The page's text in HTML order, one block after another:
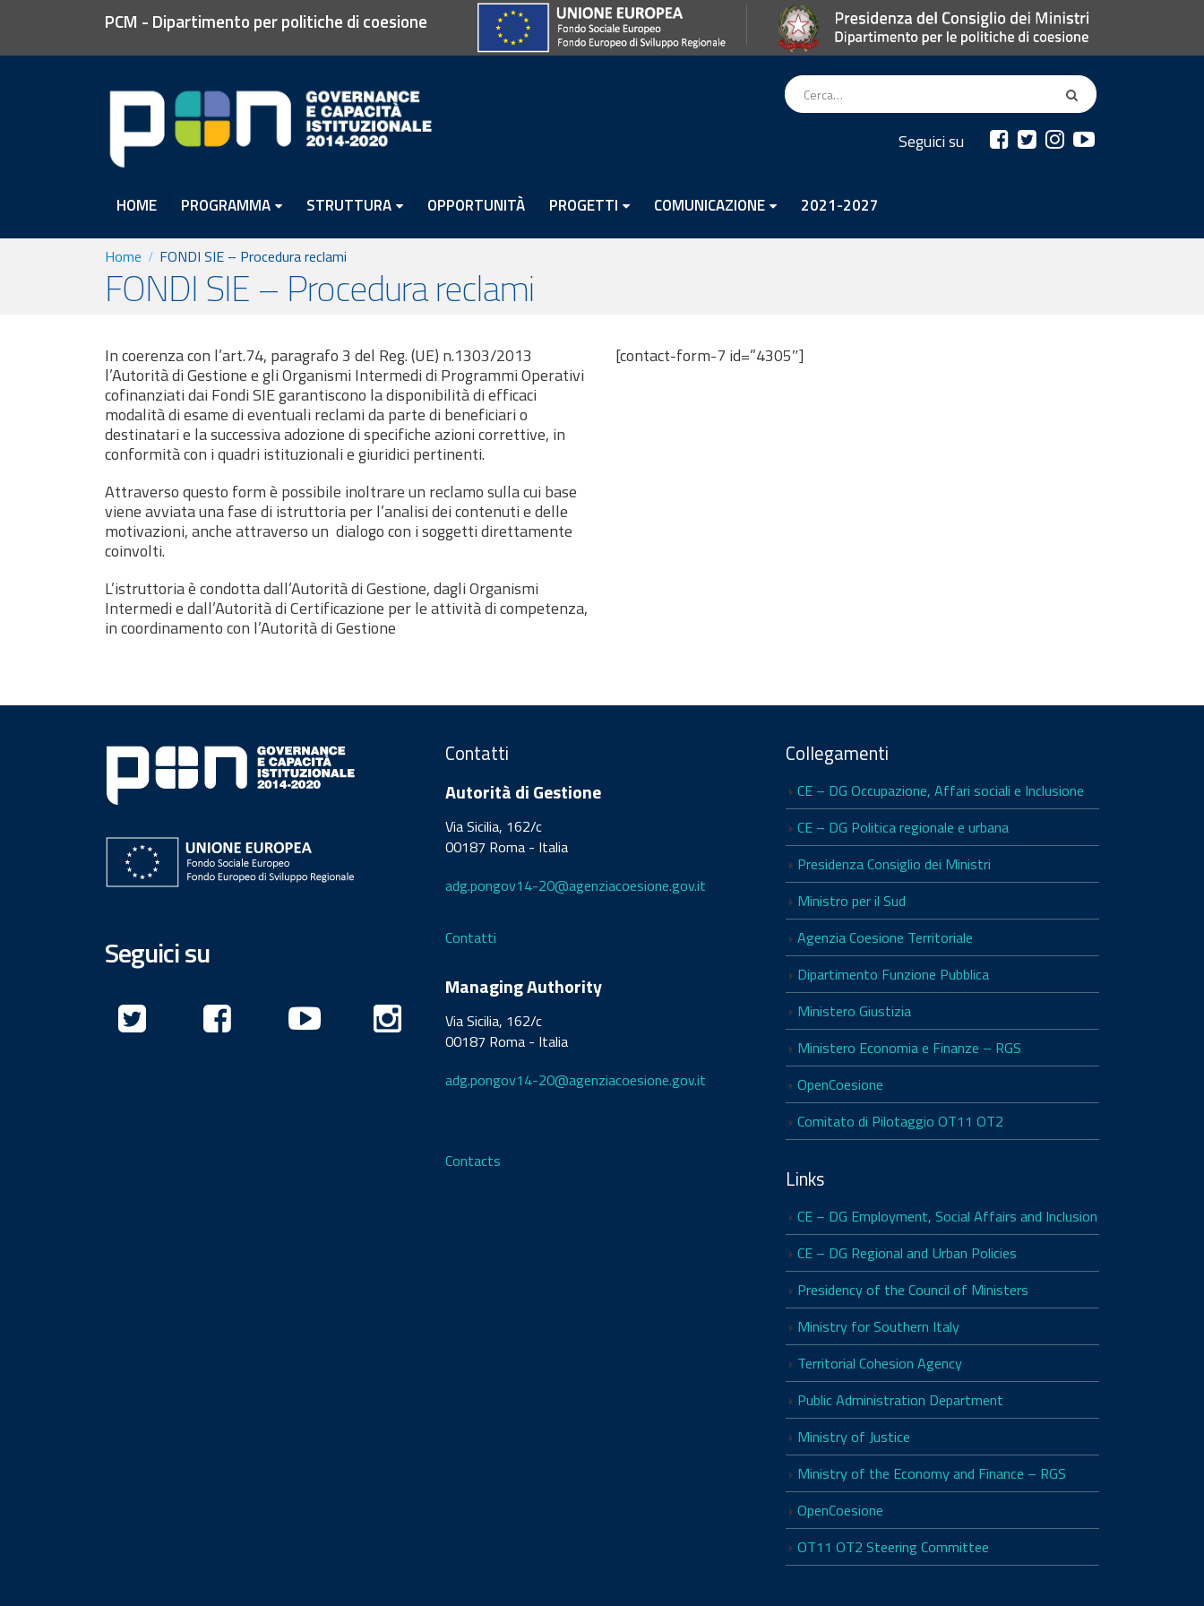
PCM - Dipartimento per politiche di coesione
Seguici su
HOME PROGRAMMA STRUTTURA OPPORTUNITÀ PROGETTI COMUNICAZIONE 2021-2027
Home FONDI SIE – Procedura reclami
FONDI SIE – Procedura reclami
In coerenza con l’art.74, paragrafo 3 del Reg. (UE) n.1303/2013
l’Autorità di Gestione e gli Organismi Intermedi di Programmi Operativi
cofinanziati dai Fondi SIE garantiscono la disponibilità di efficaci
modalità di esame di eventuali reclami da parte di beneficiari o
destinatari e la successiva adozione di specifiche azioni correttive, in
conformità con i quadri istituzionali e giuridici pertinenti.
Attraverso questo form è possibile inoltrare un reclamo sulla cui base
viene avviata una fase di istruttoria per l’analisi dei contenuti e delle
motivazioni, anche attraverso un dialogo con i soggetti direttamente
coinvolti.
L’istruttoria è condotta dall’Autorità di Gestione, dagli Organismi
Intermedi e dall’Autorità di Certificazione per le attività di competenza,
in coordinamento con l’Autorità di Gestione
[contact-form-7 id=”4305″]
Seguici su
Contatti
Autorità di Gestione
Via Sicilia, 162/c
00187 Roma - Italia
adg.pongov14-20@agenziacoesione.gov.it
Contatti
Managing Authority
Via Sicilia, 162/c
00187 Roma - Italia
adg.pongov14-20@agenziacoesione.gov.it
Contacts
Collegamenti
CE – DG Occupazione, Affari sociali e Inclusione
CE – DG Politica regionale e urbana
Presidenza Consiglio dei Ministri
Ministro per il Sud
Agenzia Coesione Territoriale
Dipartimento Funzione Pubblica
Ministero Giustizia
Ministero Economia e Finanze – RGS
OpenCoesione
Comitato di Pilotaggio OT11 OT2
Links
CE – DG Employment, Social Affairs and Inclusion
CE – DG Regional and Urban Policies
Presidency of the Council of Ministers
Ministry for Southern Italy
Territorial Cohesion Agency
Public Administration Department
Ministry of Justice
Ministry of the Economy and Finance – RGS
OpenCoesione
OT11 OT2 Steering Committee